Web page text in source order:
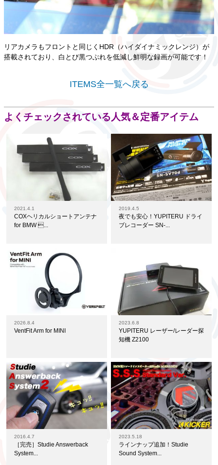
リアカメラもフロントと同じくHDR（ハイダイナミックレンジ）が
搭載されており、白とび黒つぶれを低減し鮮明な録画が可能です！
ITEMS全一覧へ戻る
よくチェックされている人気＆定番アイテム
2021.4.1
COXヘリカルショートアンテナ
for BMW ...
2019.4.5
夜でも安心！YUPITERU ドライ
ブレコーダー SN-...
2026.8.4
VentFit Arm for MINI
2023.6.8
YUPITERU レーザー/レーダー探
知機 Z2100
2016.4.7
［完売］Studie Answerback
System...
2023.5.18
ラインナップ追加！Studie
Sound System...